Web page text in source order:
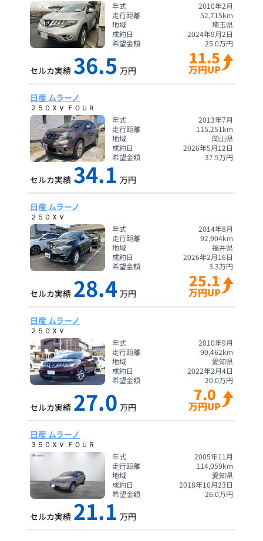
年式
2010年2月
走行距離
52,715km
地域
埼玉県
成約日
2024年9月2日
希望金額
25.0万円
セルカ実績 36.5 万円
11.5
万円UP
日産 ムラーノ
２５０ＸＶ ＦＯＵＲ
年式
2013年7月
走行距離
115,251 km
地域
岡山県
成約日
2026年5月12日
希望金額
37.5万円
セルカ実績 34.1 万円
日産 ムラーノ
２５０ＸＶ
年式
2014年8月
走行距離
92,904km
地域
福井県
成約日
2026年2月16日
希望金額
3.3万円
セルカ実績 28.4 万円
25.1
万円UP
日産 ムラーノ
２５０ＸＶ
年式
2010年9月
走行距離
90,462km
地域
愛知県
成約日
2022年2月4日
希望金額
20.0万円
セルカ実績 27.0 万円
7.0
万円UP
日産 ムラーノ
３５０ＸＶ ＦＯＵＲ
年式
2005年11月
走行距離
114,059km
地域
愛知県
成約日
2018年10月23日
希望金額
26.0万円
セルカ実績 21.1 万円